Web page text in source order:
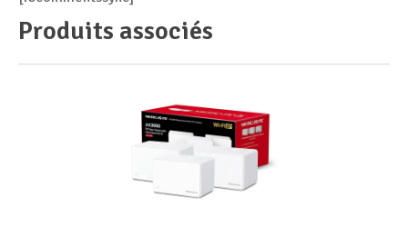
Produits associés